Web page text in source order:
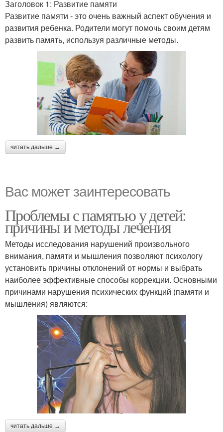
Заголовок 1: Развитие памяти
Развитие памяти - это очень важный аспект обучения и
развития ребенка. Родители могут помочь своим детям
развить память, используя различные методы.
читать дальше →
Вас может заинтересовать
Проблемы с памятью у детей:
причины и методы лечения
Методы исследования нарушений произвольного
внимания, памяти и мышления позволяют психологу
установить причины отклонений от нормы и выбрать
наиболее эффективные способы коррекции. Основными
причинами нарушения психических функций (памяти и
мышления) являются:
читать дальше →